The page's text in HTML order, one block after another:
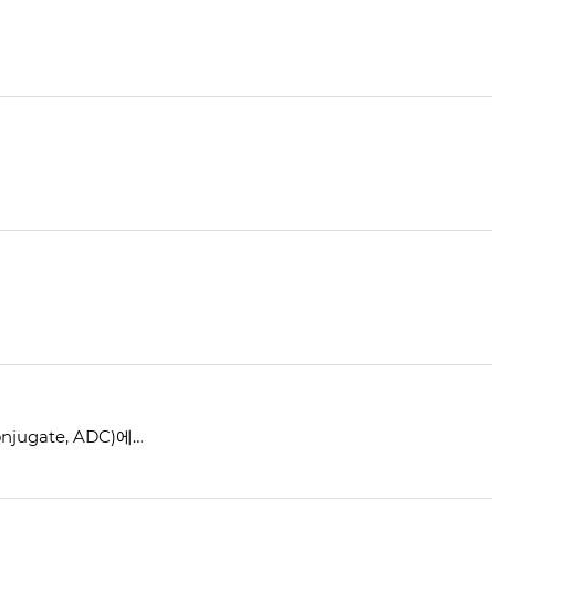
[ 프로테아좀 저해제 편 ] QLi5 프로테아좀 저해제는 항체-약물 접합체 (Antibody-Drug Conjugate, ADC)에서 약효를 발휘하는 약물(payload)로 사용될 것이다